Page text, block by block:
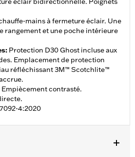
mains à fermeture éclair. Une
rangement et une poche intérieure
: Protection D30 Ghost incluse aux
Emplacement de protection
réfléchissant 3M™ Scotchlite™
Empiècement contrasté.
4:2020